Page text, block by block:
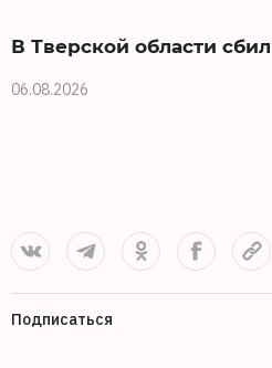
В Тверской области
06.08.2026
Подписаться